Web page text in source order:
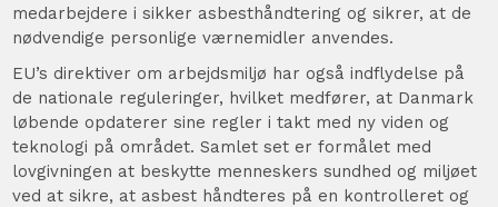
medarbejdere i sikker asbesthåndtering og sikrer, at de
nødvendige personlige værnemidler anvendes.
EU’s direktiver om arbejdsmiljø har også indflydelse på
de nationale reguleringer, hvilket medfører, at Danmark
løbende opdaterer sine regler i takt med ny viden og
teknologi på området. Samlet set er formålet med
lovgivningen at beskytte menneskers sundhed og miljøet
ved at sikre, at asbest håndteres på en kontrolleret og